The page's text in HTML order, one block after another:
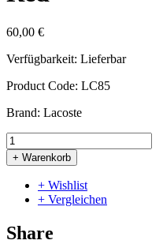
60,00 €
Verfügbarkeit: Lieferbar
Product Code: LC85
Brand: Lacoste
+ Warenkorb
+ Wishlist
+ Vergleichen
Share